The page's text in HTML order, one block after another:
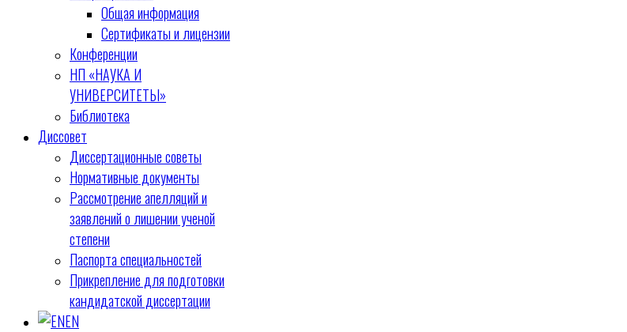
Общая информация
Сертификаты и лицензии
Конференции
НП «НАУКА И
УНИВЕРСИТЕТЫ»
Библиотека
Диссовет
Диссертационные советы
Нормативные документы
Рассмотрение апелляций и
заявлений о лишении ученой
степени
Паспорта специальностей
Прикрепление для подготовки
кандидатской диссертации
EN